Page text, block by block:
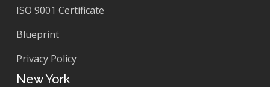
ISO 9001 Certificate
Blueprint
Privacy Policy
New York